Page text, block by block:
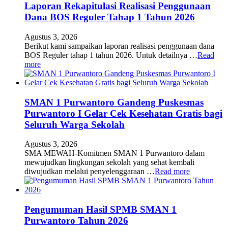
Laporan Rekapitulasi Realisasi Penggunaan
Dana BOS Reguler Tahap 1 Tahun 2026
Agustus 3, 2026
Berikut kami sampaikan laporan realisasi penggunaan dana
BOS Reguler tahap 1 tahun 2026. Untuk detailnya …Read
more
SMAN 1 Purwantoro Gandeng Puskesmas
Purwantoro I Gelar Cek Kesehatan Gratis bagi
Seluruh Warga Sekolah
Agustus 3, 2026
SMA MEWAH-Komitmen SMAN 1 Purwantoro dalam
mewujudkan lingkungan sekolah yang sehat kembali
diwujudkan melalui penyelenggaraan …Read more
Pengumuman Hasil SPMB SMAN 1
Purwantoro Tahun 2026